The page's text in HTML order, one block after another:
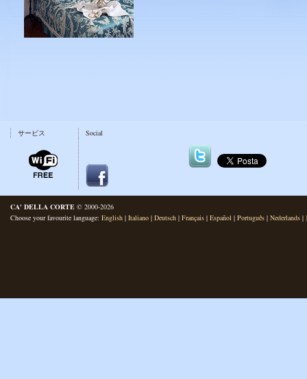
サービス Social
CA' DELLA CORTE © 2000-2026
Choose your favourite language: English | Italiano | Deutsch | Français | Español | Português | Nederlands |